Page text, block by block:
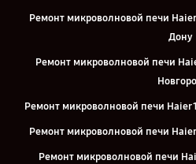
Ремонт микроволновой печи Haier
Дону
Ремонт микроволновой печи
Ремонт микроволновой печи Haier
Ремонт микроволновой печи
Ремонт микроволновой печи